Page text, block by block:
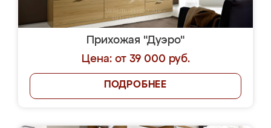
Прихожая "Дуэро"
Цена: от 39 000 руб.
ПОДРОБНЕЕ